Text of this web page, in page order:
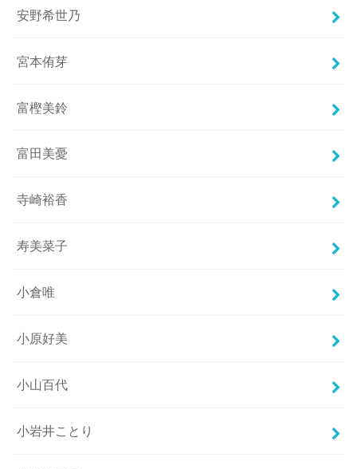
安野希世乃
宮本侑芽
富樫美鈴
富田美憂
寺崎裕香
寿美菜子
小倉唯
小原好美
小山百代
小岩井ことり